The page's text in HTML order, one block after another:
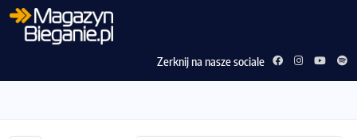
Zerknij na nasze sociale